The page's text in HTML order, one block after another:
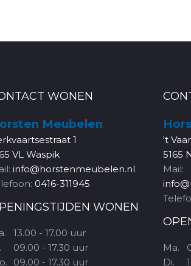
WONEN
Meubelen
1
VL Waspik
info@horstenmeubelen.nl
0416-311945
WONEN
13.00 - 17.00 uur
09.00 - 17.30 uur
09.00 - 17.30 uur
't
5165
Mail:
Ma.
Di.